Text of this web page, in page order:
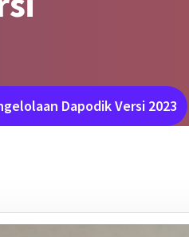
Dapodik Versi 2023